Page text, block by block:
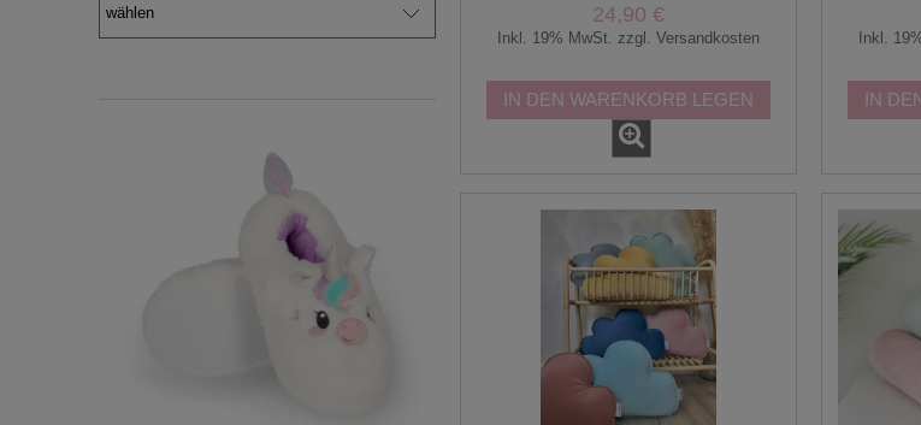
24,90 €
Inkl. 19% MwSt. zzgl. Versandkosten
IN DEN WARENKORB LEGEN
Inkl.
IN